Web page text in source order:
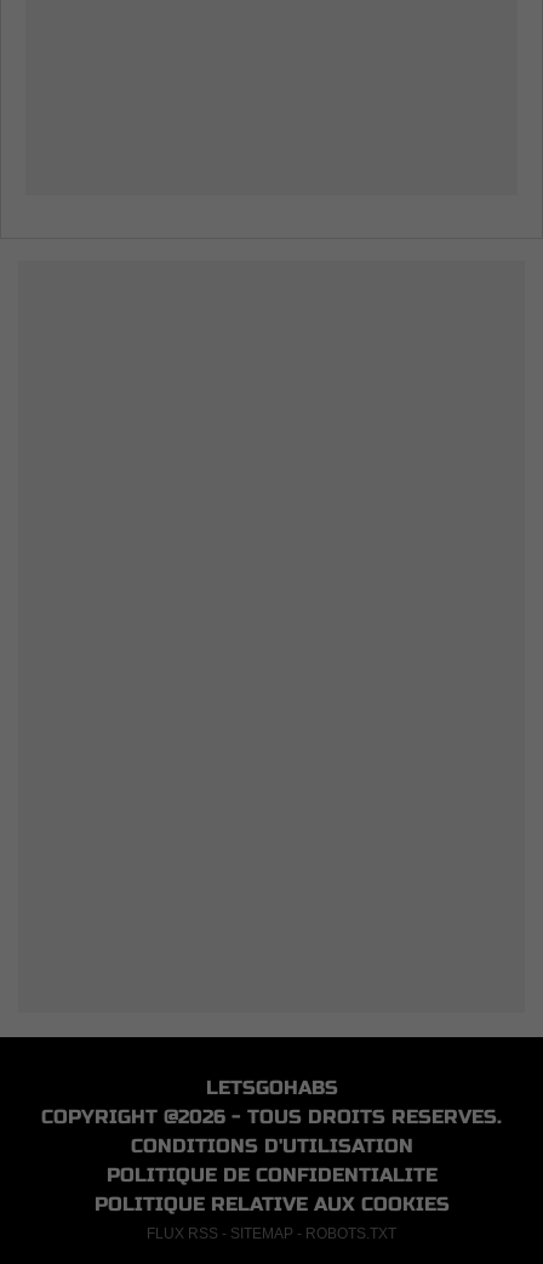
LETSGOHABS
COPYRIGHT @2026 - TOUS DROITS RESERVES.
CONDITIONS D'UTILISATION
POLITIQUE DE CONFIDENTIALITE
POLITIQUE RELATIVE AUX COOKIES
FLUX RSS - SITEMAP - ROBOTS.TXT